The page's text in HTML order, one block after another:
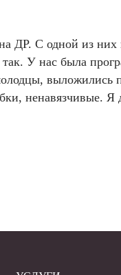
ДР. С одной из
У нас была
ненавязчивые. Я